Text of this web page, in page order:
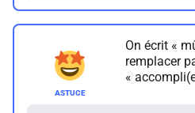
On écrit «
remplacer
«